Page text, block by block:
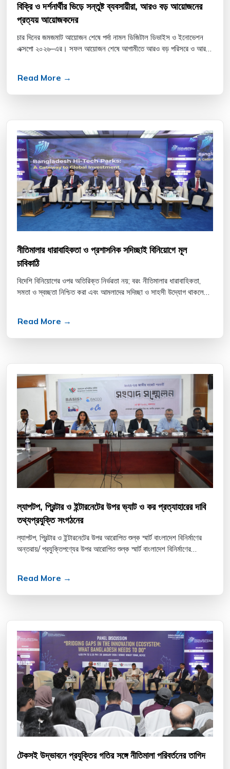
বিক্রি ও দর্শনার্থীর ভিড়ে সন্তুষ্ট ব্যবসায়ীরা, আরও বড় আয়োজনের
প্রত্যয় আয়োজকদের
চার দিনের জমজমাট আয়োজন শেষে পর্দা নামল ডিজিটাল ডিভাইস ও ইনোভেশন
এক্সপো ২০২৬–এর। সফল আয়োজন শেষে আগামীতে আরও বড় পরিসরে ও আরও
Read More →
নীতিমালার ধারাবাহিকতা ও প্রশাসনিক সদিচ্ছাই বিনিয়োগে মূল
চাবিকাঠি
বিদেশি বিনিয়োগের ওপর অতিরিক্ত নির্ভরতা নয়; বরং নীতিমালার ধারাবাহিকতা,
সমতা ও স্বচ্ছতা নিশ্চিত করা এবং আমলাদের সদিচ্ছা ও সাহসী উদ্যোগ থাকলেই
Read More →
ল্যাপটপ, প্রিন্টার ও ইন্টারনেটের উপর ভ্যাট ও কর প্রত্যাহারের দাবি
তথ্যপ্রযুক্তি সংগঠনের
ল্যাপটপ, প্রিন্টার ও ইন্টারনেটের উপর আরোপিত শুল্ক স্মার্ট বাংলাদেশ বিনির্মাণের
অন্তরায়/ প্রযুক্তিপণ্যের উপর আরোপিত শুল্ক স্মার্ট বাংলাদেশ বিনির্মাণের
Read More →
টেকসই উদ্ভাবনে প্রযুক্তির গতির সঙ্গে নীতিমালা পরিবর্তনের তাগিদ